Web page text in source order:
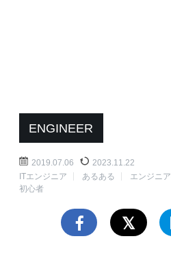
ENGINEER
2019.07.06
2023.11.22
ITエンジニア
あるある
エンジニ
初心者